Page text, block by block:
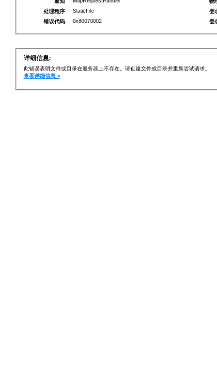
处理程序
StaticFile
错误代码
0x80070002
登
登
详细信息:
此错误表明文件或目录在服务器上不存在。请创建文件或目录并重新尝试请求。
查看详细信息 »